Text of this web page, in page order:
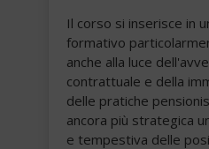
Il corso si inserisce in
formativo
anche alla luce
contrattuale e della
delle pratiche
ancora più strategica
e tempestiva delle